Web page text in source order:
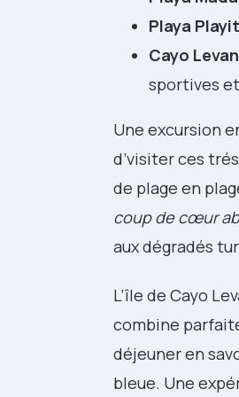
Playa
Cayo
sportives
Une excursion
d’visiter ces
de plage en
coup de cœur
aux dégradés
L’île de Cayo
combine
déjeuner en
bleue. Une